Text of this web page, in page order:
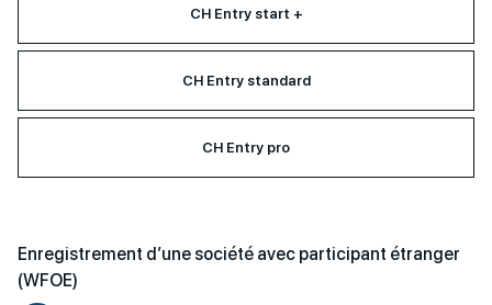
CH Entry start +
CH Entry standard
CH Entry pro
Enregistrement d’une société avec participant étranger
(WFOE)